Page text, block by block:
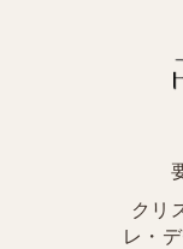
クリ
レ・